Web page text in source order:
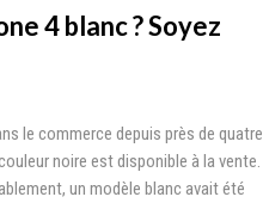
4 blanc ? Soyez
le commerce depuis près de quatre
noire est disponible à la vente.
un modèle blanc avait été